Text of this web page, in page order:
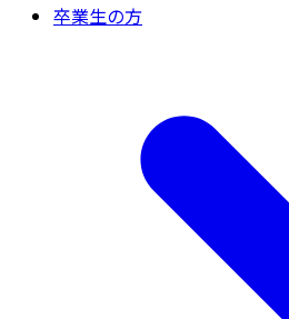
卒業生の方